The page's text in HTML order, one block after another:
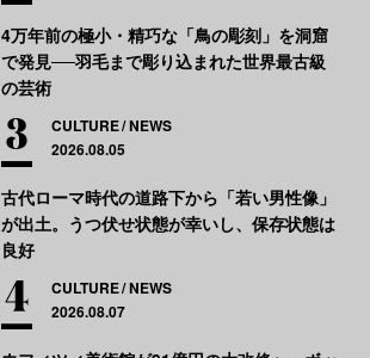
4万年前の極小・精巧な「鳥の彫刻」を洞窟
で発見──羽毛まで彫り込まれた世界最古級
の芸術
CULTURE NEWS
2026.08.05
古代ローマ時代の道路下から「若い男性像」
が出土。うつ伏せ状態が幸いし、保存状態は
良好
CULTURE NEWS
2026.08.07